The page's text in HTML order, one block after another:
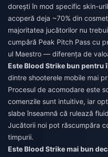
dorești în mod specific skin-
acoperă deja ~70% din
majoritatea jucătorilor nu
cumpără Peak Pitch Pass cu
ul Maestro — diferența de
Este Blood Strike bun pentru
dintre shooterele mobile mai
Procesul de acomodare este
comenzile sunt intuitive, iar
slabe înseamnă că rulează
Jucătorii noi pot răscumpăra
timpurii.
Este Blood Strike mai bun